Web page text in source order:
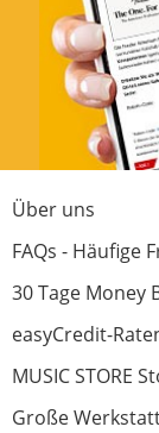
Über uns
FAQs - Häufige
30 Tage Money
easyCredit-
MUSIC STORE
Große